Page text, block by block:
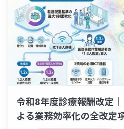
令和8年度診療報酬改定
よる業務効率化の全改定